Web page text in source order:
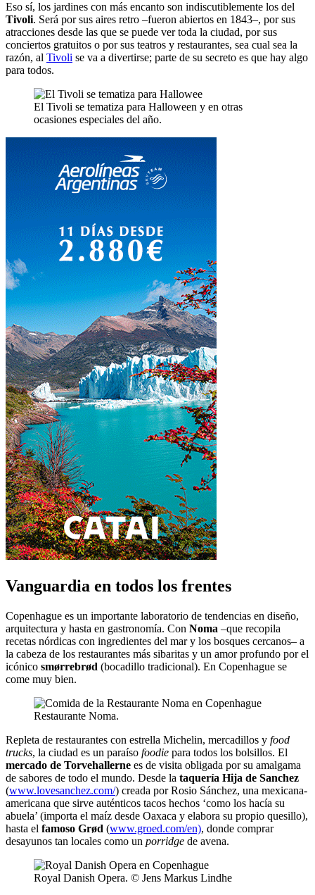
Eso sí, los jardines con más encanto son indiscutiblemente los del
Tivoli. Será por sus aires retro –fueron abiertos en 1843–, por sus
atracciones desde las que se puede ver toda la ciudad, por sus
conciertos gratuitos o por sus teatros y restaurantes, sea cual sea la
razón, al Tivoli se va a divertirse; parte de su secreto es que hay algo
para todos.
El Tivoli se tematiza para Halloween y en otras
ocasiones especiales del año.
Vanguardia en todos los frentes
Copenhague es un importante laboratorio de tendencias en diseño,
arquitectura y hasta en gastronomía. Con Noma –que recopila
recetas nórdicas con ingredientes del mar y los bosques cercanos– a
la cabeza de los restaurantes más sibaritas y un amor profundo por el
icónico smørrebrød (bocadillo tradicional). En Copenhague se
come muy bien.
Restaurante Noma.
Repleta de restaurantes con estrella Michelin, mercadillos y food
trucks, la ciudad es un paraíso foodie para todos los bolsillos. El
mercado de Torvehallerne es de visita obligada por su amalgama
de sabores de todo el mundo. Desde la taquería Hija de Sanchez
(www.lovesanchez.com/) creada por Rosio Sánchez, una mexicana-
americana que sirve auténticos tacos hechos ‘como los hacía su
abuela’ (importa el maíz desde Oaxaca y elabora su propio quesillo),
hasta el famoso Grød (www.groed.com/en), donde comprar
desayunos tan locales como un porridge de avena.
Royal Danish Opera. © Jens Markus Lindhe